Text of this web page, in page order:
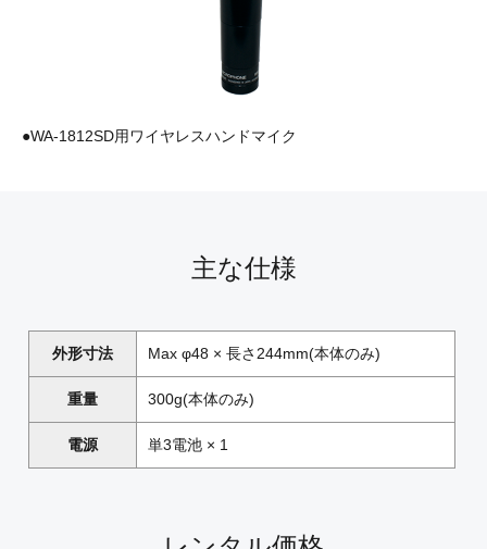
●WA-1812SD用ワイヤレスハンドマイク
主な仕様
外形寸法 Max φ48 × 長さ244mm(本体のみ)
重量 300g(本体のみ)
電源 単3電池 × 1